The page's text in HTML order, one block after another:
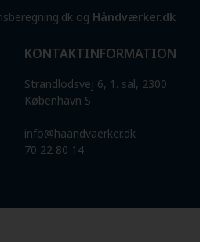
og Håndværker.dk
KONTAKTINFORMATION
Strandlodsvej 6, 1. sal, 2300
København S
info@haandvaerker.dk
70 22 80 14